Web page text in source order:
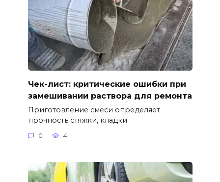
Чек-лист: критические ошибки при
замешивании раствора для ремонта
Приготовление смеси определяет
прочность стяжки, кладки
0 4